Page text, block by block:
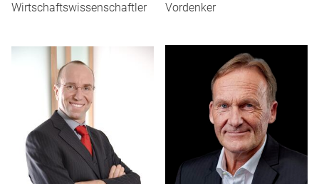
Wirtschaftswissenschaftler
Vordenker